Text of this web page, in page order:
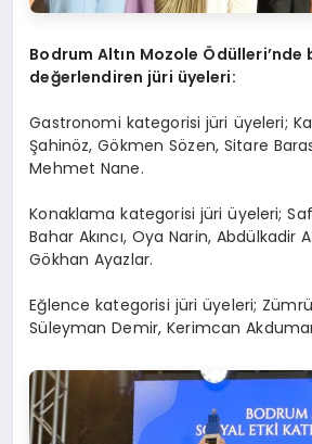
Bodrum Altın Mozole Ödülleri’nde
değerlendiren jüri üyeleri:
Gastronomi kategorisi jüri üyeleri;
Şahinöz, Gökmen Sözen, Sitare
Mehmet Nane.
Konaklama kategorisi jüri üyeleri;
Bahar Akıncı, Oya Narin, Abdülkadir
Gökhan Ayazlar.
Eğlence kategorisi jüri üyeleri;
Süleyman Demir, Kerimcan